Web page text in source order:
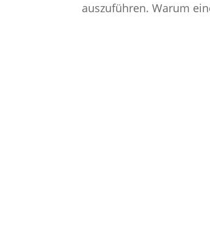
auszuführen. Warum